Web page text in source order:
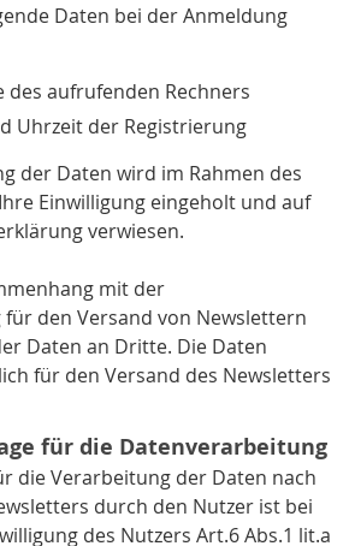
Daten bei der Anmeldung
des aufrufenden Rechners
Uhrzeit der Registrierung
der Daten wird im Rahmen des
Einwilligung eingeholt und auf
verwiesen.
mit der
den Versand von Newslettern
Daten an Dritte. Die Daten
für den Versand des Newsletters
für die Datenverarbeitung
die Verarbeitung der Daten nach
durch den Nutzer ist bei
des Nutzers Art.6 Abs.1 lit.a